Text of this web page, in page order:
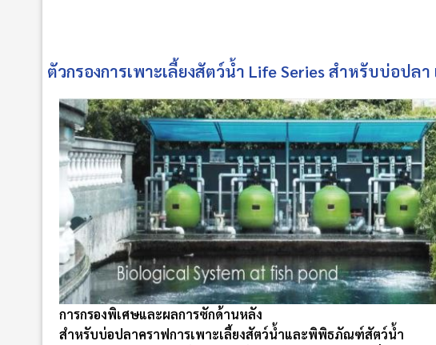
ตัวกรองการเพาะเลี้ยงสัตว์น้ำ Life Series สำหรับบ่อป
การกรองพิเศษและผลการซักด้านหลัง
สำหรับบ่อปลาคราฟการเพาะเลี้ยงสัตว์น้ำและพิพิธภัณฑ์สัตว์น้ำ